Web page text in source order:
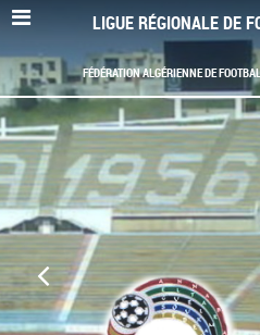
LIGUE RÉGIONALE DE